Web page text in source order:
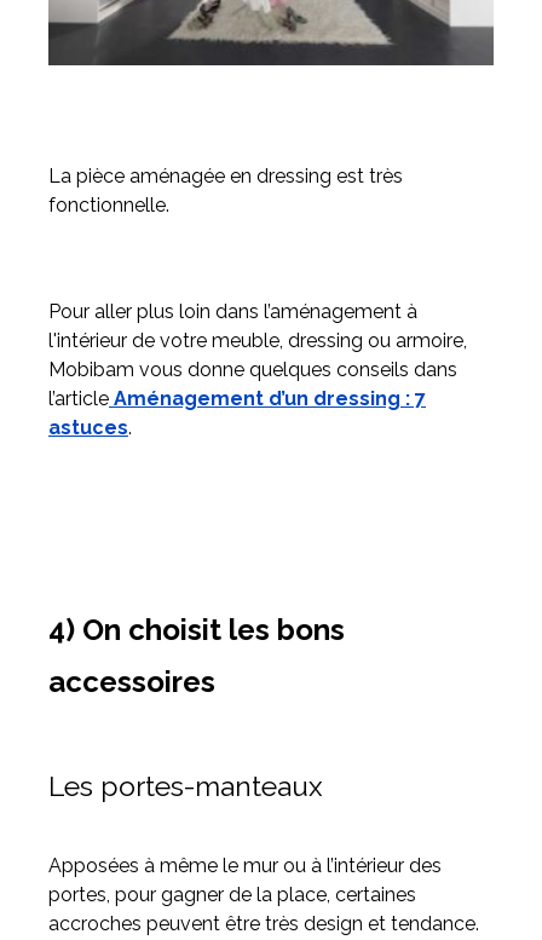
La pièce aménagée en dressing est très
fonctionnelle.
Pour aller plus loin dans l’aménagement à
l'intérieur de votre meuble, dressing ou armoire,
Mobibam vous donne quelques conseils dans
l’article Aménagement d’un dressing : 7
astuces.
4) On choisit les bons
accessoires
Les portes-manteaux
Apposées à même le mur ou à l’intérieur des
portes, pour gagner de la place, certaines
accroches peuvent être très design et tendance.